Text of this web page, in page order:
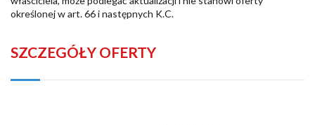
określonej w art. 66 i następnych K.C.
SZCZEGÓŁY OFERTY